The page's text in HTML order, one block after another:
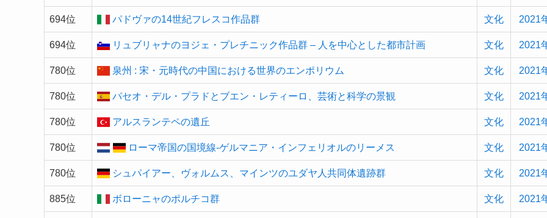
694位 パドヴァの14世紀フレスコ作品群 文化 2021
694位 リュブリャナのヨジェ・プレチニック作品群 – 人を中心とした都市計画 文化 2021
780位 泉州 : 宋・元時代の中国における世界のエンポリウム 文化 2021
780位 パセオ・デル・プラドとブエン・レティーロ、芸術と科学の景観 文化 2021
780位 アルスランテペの遺丘 文化 2021
780位 ローマ帝国の国境線-ゲルマニア・インフェリオルのリーメス 文化 2021
780位 シュパイアー、ヴォルムス、マインツのユダヤ人共同体遺跡群 文化 2021
885位 ボローニャのポルチコ群 文化 2021